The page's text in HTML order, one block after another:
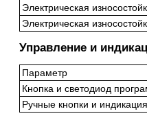
Электрическая
Электрическая
Управление и
Параметр
Кнопка и светодиод
Ручные кнопки и индикация